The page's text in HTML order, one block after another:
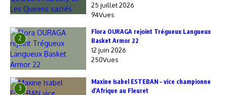
25 juillet 2026
94Vues
2
Flora OURAGA rejoint Trégueux Langueux
Basket Armor 22
12 juin 2026
250Vues
3
Maxine Isabel ESTEBAN – vice championne
d’Afrique au Fleuret